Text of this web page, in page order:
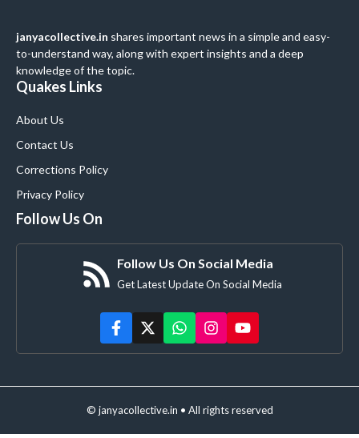
janyacollective.in shares important news in a simple and easy-
to-understand way, along with expert insights and a deep
knowledge of the topic.
Quakes Links
About Us
Contact Us
Corrections Policy
Privacy Policy
Follow Us On
Follow Us On Social Media
Get Latest Update On Social Media
© janyacollective.in • All rights reserved